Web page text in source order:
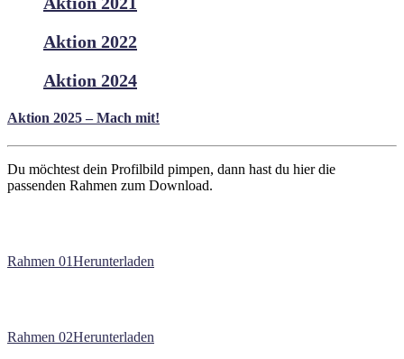
Aktion 2022
Aktion 2024
Aktion 2025 – Mach mit!
Du möchtest dein Profilbild pimpen, dann hast du hier die
passenden Rahmen zum Download.
Rahmen 01Herunterladen
Rahmen 02Herunterladen